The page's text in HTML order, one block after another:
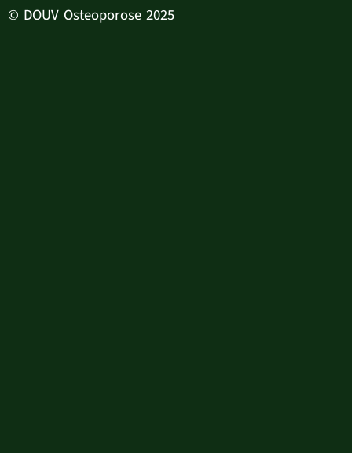
© DOUV Osteoporose 2025